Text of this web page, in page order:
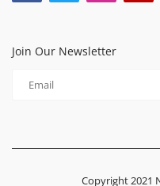
Join Our Newsletter
Copyright 2021